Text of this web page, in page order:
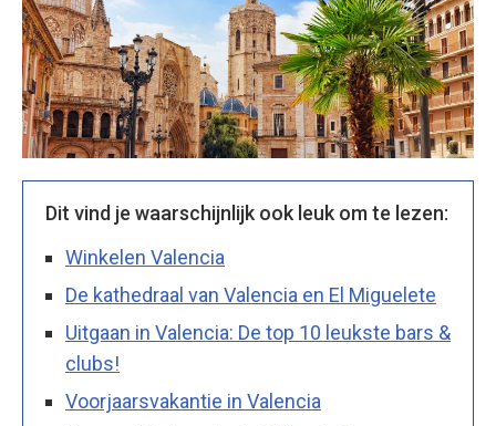
Dit vind je waarschijnlijk ook leuk om te lezen:
Winkelen Valencia
De kathedraal van Valencia en El Miguelete
Uitgaan in Valencia: De top 10 leukste bars &
clubs!
Voorjaarsvakantie in Valencia